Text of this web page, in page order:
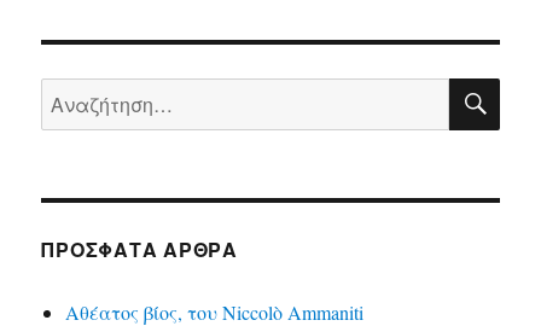
Αναζήτηση
για:
ΠΡΌΣΦΑΤΑ ΆΡΘΡΑ
Αθέατος βίος, του Niccolò Ammaniti